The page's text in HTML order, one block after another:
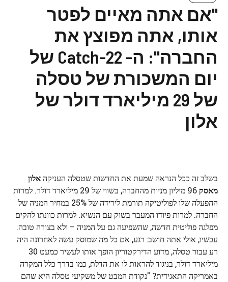
"אם אתה מאיים לפטר
אותו, אתה מפוצץ את
החברה": ה- Catch-22 של
יום המשכורת של טסלה
של 29 מיליארד דולר של
אלון
בשלב זה ככל הנראה שמעת את החדשות שטסלה העניקהאלון
מאסק
96 מיליון מניות מהחברה, בשווי של 29 מיליארד דולר. למרות
ההפעלה שלו לפוליטיקה תורמת לירידה של 25% במחיר המניה של
החברה. למרות פיודו המעבר בשוק עם הנשיא. למרות כוונתו להקים
מפלגה פוליטית חדשה, שהשפיעה גם על המניה – ולא בצורה טובה.
עכשיו, אולי אתה חושב: רגע, אם כל מה שמוסק עשה לאחרונה היה
רע עבור טסלה, מדוע הדירקטוריון הופך אותו לעשיר כמעט 30
מיליארד דולר, בניגוד להראות לו את הדלת, כמו בדרך כלל המקרה
באמריקה התאגידית? "נקודת המבט של משקיעי טסלה היא שהם